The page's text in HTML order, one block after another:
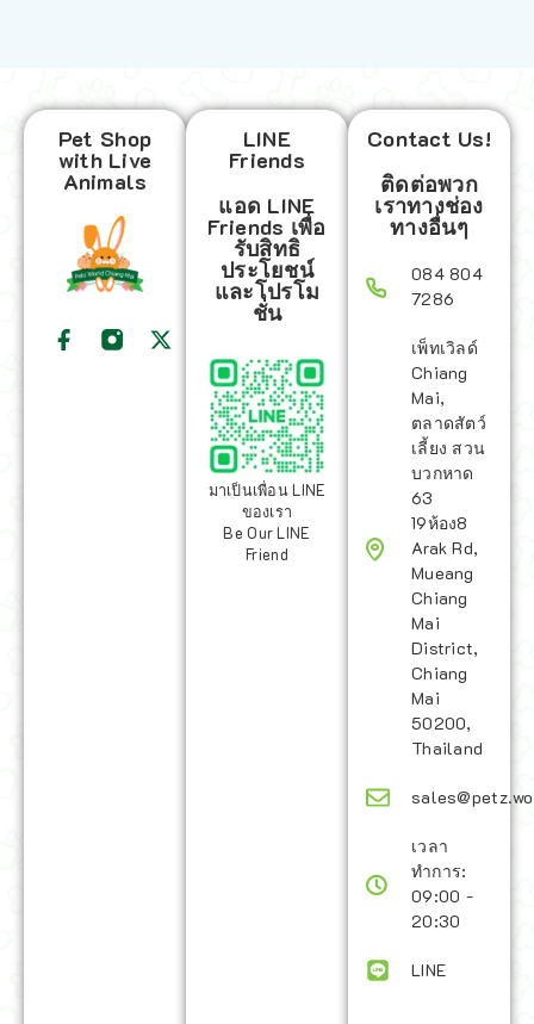
Pet Shop
with Live
Animals
LINE
Friends
แอด LINE
Friends เพื่อ
รับสิทธิ
ประโยชน์
และโปรโม
ชั่น
มาเป็นเพื่อน LINE
ของเรา
Be Our LINE
Friend
Contact Us!
ติดต่อพวก
เราทางช่อง
ทางอื่นๆ
084 804
7286
เพ็ทเวิลด์
Chiang
Mai,
ตลาดสัตว์
เลี้ยง สวน
บวกหาด
63
19ห้อง8
Arak Rd,
Mueang
Chiang
Mai
District,
Chiang
Mai
50200,
Thailand
เวลา
ทำการ:
09:00 -
20:30
LINE